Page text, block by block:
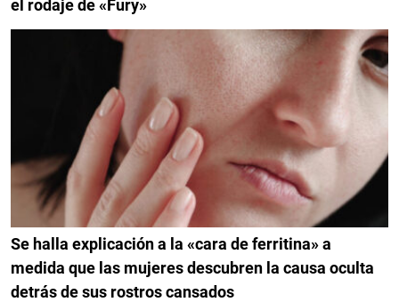
el rodaje de «Fury»
Se halla explicación a la «cara de ferritina» a
medida que las mujeres descubren la causa oculta
detrás de sus rostros cansados